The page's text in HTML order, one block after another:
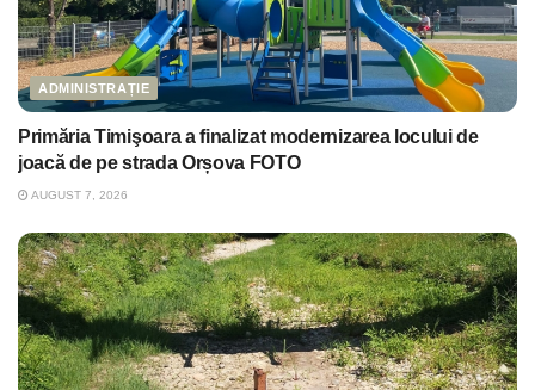
ADMINISTRAȚIE
Primăria Timişoara a finalizat modernizarea locului de
joacă de pe strada Orșova FOTO
AUGUST 7, 2026